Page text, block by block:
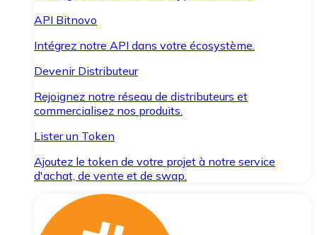
API Bitnovo
Intégrez notre API dans votre écosystème.
Devenir Distributeur
Rejoignez notre réseau de distributeurs et
commercialisez nos produits.
Lister un Token
Ajoutez le token de votre projet à notre service
d'achat, de vente et de swap.